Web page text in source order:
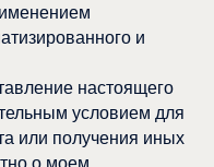
и
настоящего
условием для
или получения иных
о моем